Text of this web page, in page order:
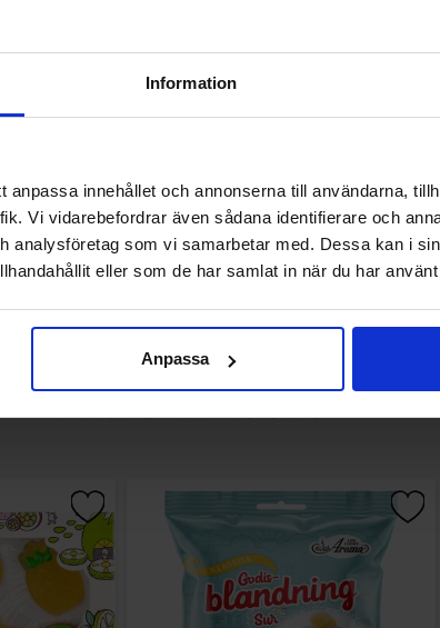
Information
anpassa innehållet och annonserna till användarna,
Vi vidarebefordrar även sådana identifierare och
analysföretag som vi samarbetar med. Dessa kan i
eller som de har samlat in när du har
Anpassa
x 18st
kr
Swizzels Mini Love Hearts 76g
Køb
Andre kunne lide